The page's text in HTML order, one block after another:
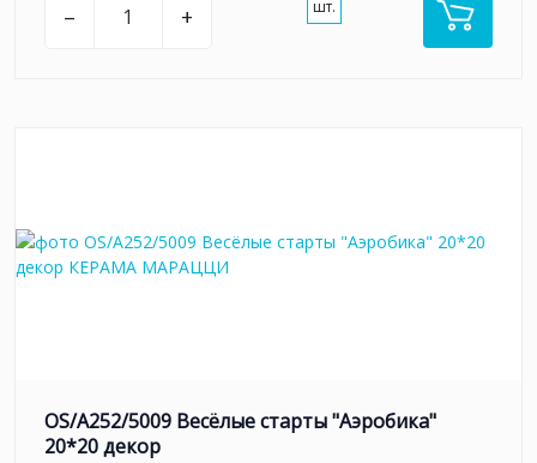
– + шт.
OS/A252/5009 Весёлые старты "Аэробика"
20*20 декор